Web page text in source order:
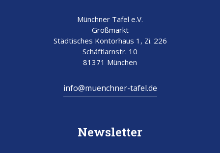
Münchner Tafel e.V.
Großmarkt
Städtisches Kontorhaus 1, Zi. 226
Schäftlarnstr. 10
81371 München
info@muenchner-tafel.de
Newsletter